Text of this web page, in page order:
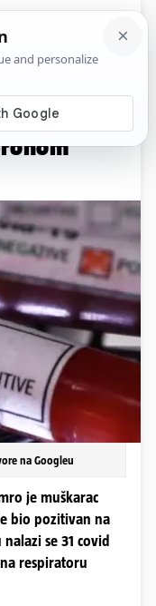
Komentari
županiji
na Googleu
je muškarac
bio pozitivan na
se 31 covid
respiratoru